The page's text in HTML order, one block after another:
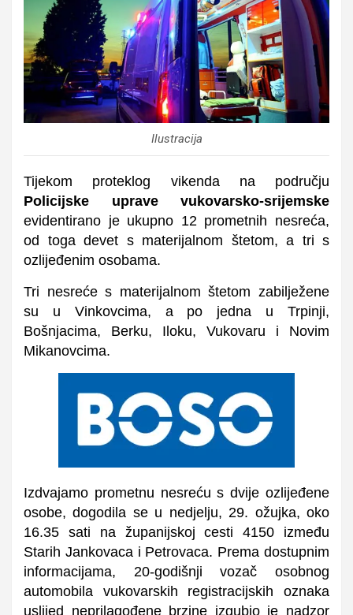
Ilustracija
Tijekom proteklog vikenda na području
Policijske uprave vukovarsko-srijemske
evidentirano je ukupno 12 prometnih nesreća,
od toga devet s materijalnom štetom, a tri s
ozlijeđenim osobama.
Tri nesreće s materijalnom štetom zabilježene
su u Vinkovcima, a po jedna u Trpinji,
Bošnjacima, Berku, Iloku, Vukovaru i Novim
Mikanovcima.
Izdvajamo prometnu nesreću s dvije ozlijeđene
osobe, dogodila se u nedjelju, 29. ožujka, oko
16.35 sati na županijskoj cesti 4150 između
Starih Jankovaca i Petrovaca. Prema dostupnim
informacijama, 20-godišnji vozač osobnog
automobila vukovarskih registracijskih oznaka
uslijed neprilagođene brzine izgubio je nadzor